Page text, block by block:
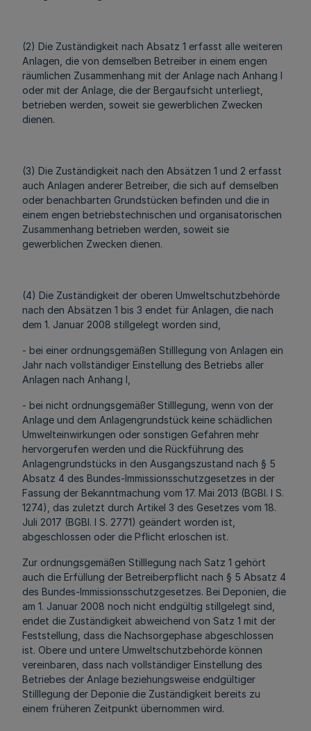
(2) Die Zuständigkeit nach Absatz 1 erfasst alle weiteren
Anlagen, die von demselben Betreiber in einem engen
räumlichen Zusammenhang mit der Anlage nach Anhang I
oder mit der Anlage, die der Bergaufsicht unterliegt,
betrieben werden, soweit sie gewerblichen Zwecken
dienen.
(3) Die Zuständigkeit nach den Absätzen 1 und 2 erfasst
auch Anlagen anderer Betreiber, die sich auf demselben
oder benachbarten Grundstücken befinden und die in
einem engen betriebstechnischen und organisatorischen
Zusammenhang betrieben werden, soweit sie
gewerblichen Zwecken dienen.
(4) Die Zuständigkeit der oberen Umweltschutzbehörde
nach den Absätzen 1 bis 3 endet für Anlagen, die nach
dem 1. Januar 2008 stillgelegt worden sind,
- bei einer ordnungsgemäßen Stilllegung von Anlagen ein
Jahr nach vollständiger Einstellung des Betriebs aller
Anlagen nach Anhang I,
- bei nicht ordnungsgemäßer Stilllegung, wenn von der
Anlage und dem Anlagengrundstück keine schädlichen
Umwelteinwirkungen oder sonstigen Gefahren mehr
hervorgerufen werden und die Rückführung des
Anlagengrundstücks in den Ausgangszustand nach § 5
Absatz 4 des Bundes-Immissionsschutzgesetzes in der
Fassung der Bekanntmachung vom 17. Mai 2013 (BGBl. I S.
1274), das zuletzt durch Artikel 3 des Gesetzes vom 18.
Juli 2017 (BGBl. I S. 2771) geändert worden ist,
abgeschlossen oder die Pflicht erloschen ist.
Zur ordnungsgemäßen Stilllegung nach Satz 1 gehört
auch die Erfüllung der Betreiberpflicht nach § 5 Absatz 4
des Bundes-Immissionsschutzgesetzes. Bei Deponien, die
am 1. Januar 2008 noch nicht endgültig stillgelegt sind,
endet die Zuständigkeit abweichend von Satz 1 mit der
Feststellung, dass die Nachsorgephase abgeschlossen
ist. Obere und untere Umweltschutzbehörde können
vereinbaren, dass nach vollständiger Einstellung des
Betriebes der Anlage beziehungsweise endgültiger
Stilllegung der Deponie die Zuständigkeit bereits zu
einem früheren Zeitpunkt übernommen wird.